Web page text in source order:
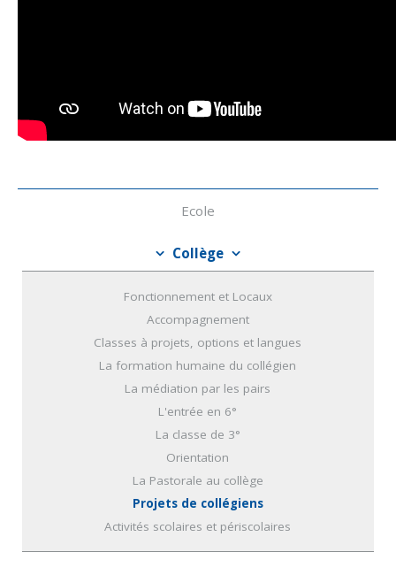
Navigation
Ecole
Collège
Fonctionnement et Locaux
Accompagnement
Classes à projets, options et langues
La formation humaine du collégien
La médiation par les pairs
L'entrée en 6°
La classe de 3°
Orientation
La Pastorale au collège
Projets de collégiens
Activités scolaires et périscolaires